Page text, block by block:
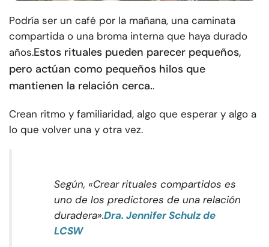
Podría ser un café por la mañana, una caminata
compartida o una broma interna que haya durado
años.Estos rituales pueden parecer pequeños,
pero actúan como pequeños hilos que
mantienen la relación cerca..
Crean ritmo y familiaridad, algo que esperar y algo a
lo que volver una y otra vez.
Según, «Crear rituales compartidos es
uno de los predictores de una relación
duradera».Dra. Jennifer Schulz de
LCSW